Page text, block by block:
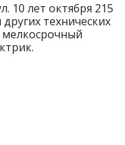
10 лет октября 215
технических